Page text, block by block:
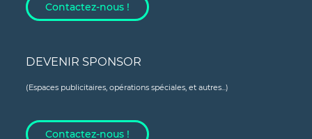
Contactez-nous !
DEVENIR SPONSOR
(Espaces publicitaires, opérations spéciales, et autres...)
Contactez-nous !